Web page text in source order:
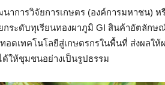
การวิจัยการเกษตร (องค์การมหาชน) ห
กระดับทุเรียนทองผาภูมิ GI สินค้าอัตลัก
อดเทคโนโลยีสู่เกษตรกรในพื้นที่ ส่งผล
ด้ให้ชุมชนอย่างเป็นรูปธรรม